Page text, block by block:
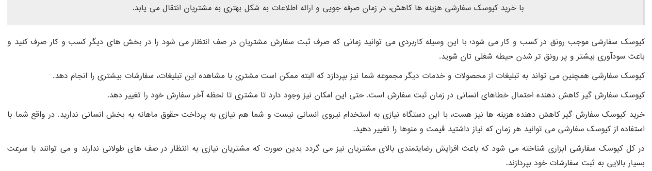
با خرید کیوسک سفارشی هزینه ها کاهش، در زمان صرفه جویی و ارائه اطلاعات به شکل بهتری به مشتریان انتقال می یابد.
کیوسک سفارشی موجب رونق در کسب و کار می شود؛ با این وسیله کاربردی می توانید زمانی که صرف ثبت سفارش مشتریان در صف انتظار می شود را در بخش های دیگر کسب و کار صرف کنید و
باعث سودآوری بیشتر و پر رونق تر شدن حیطه شغلی تان شوید.
کیوسک سفارشی همچنین می تواند به تبلیغات از محصولات و خدمات دیگر مجموعه شما نیز بپردازد که البته ممکن است مشتری با مشاهده این تبلیغات، سفارشات بیشتری را انجام دهد.
کیوسک سفارش گیر کاهش دهنده احتمال خطاهای انسانی در زمان ثبت سفارش است. حتی این امکان نیز وجود دارد تا مشتری تا لحظه آخر سفارش خود را تغییر دهد.
خرید کیوسک سفارش گیر کاهش دهنده هزینه ها نیز هست، با این دستگاه نیازی به استخدام نیروی انسانی نیست و شما هم نیازی به پرداخت حقوق ماهانه به بخش انسانی ندارید. در واقع شما با
استفاده از کیوسک سفارشی می توانید هر زمان که نیاز داشتید قیمت و منوها را تغییر دهید.
در کل کیوسک سفارشی ابزاری شناخته می شود که باعث افزایش رضایتمندی بالای مشتریان نیز می گردد بدین صورت که مشتریان نیازی به انتظار در صف های طولانی ندارند و می توانند با سرعت
بسیار بالایی به ثبت سفارشات خود بپردازند.